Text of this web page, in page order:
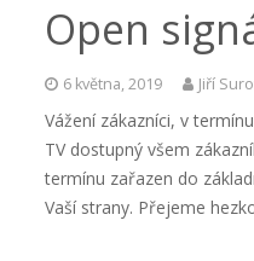
Open
6 května, 2019 Jiří
Vážení zákazníci, v
TV dostupný všem
termínu zařazen do
Vaší strany. Přejeme